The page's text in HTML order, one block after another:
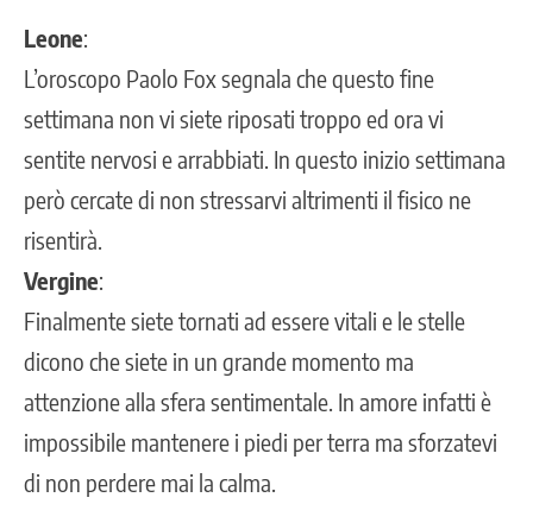
Leone:
L’oroscopo Paolo Fox segnala che questo fine
settimana non vi siete riposati troppo ed ora vi
sentite nervosi e arrabbiati. In questo inizio settimana
però cercate di non stressarvi altrimenti il fisico ne
risentirà.
Vergine:
Finalmente siete tornati ad essere vitali e le stelle
dicono che siete in un grande momento ma
attenzione alla sfera sentimentale. In amore infatti è
impossibile mantenere i piedi per terra ma sforzatevi
di non perdere mai la calma.